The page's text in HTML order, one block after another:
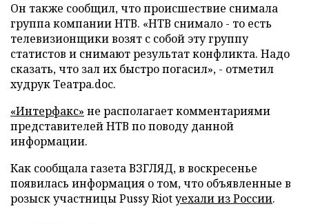
Он также сообщил, что происшествие снимала
группа компании НТВ. «НТВ снимало - то есть
телевизионщики возят с собой эту группу
статистов и снимают результат конфликта. Надо
сказать, что зал их быстро погасил», - отметил
худрук Театра.doc.
«Интерфакс» не располагает комментариями
представителей НТВ по поводу данной
информации.
Как сообщала газета ВЗГЛЯД, в воскресенье
появилась информация о том, что объявленные в
розыск участницы Pussy Riotуехали из России.